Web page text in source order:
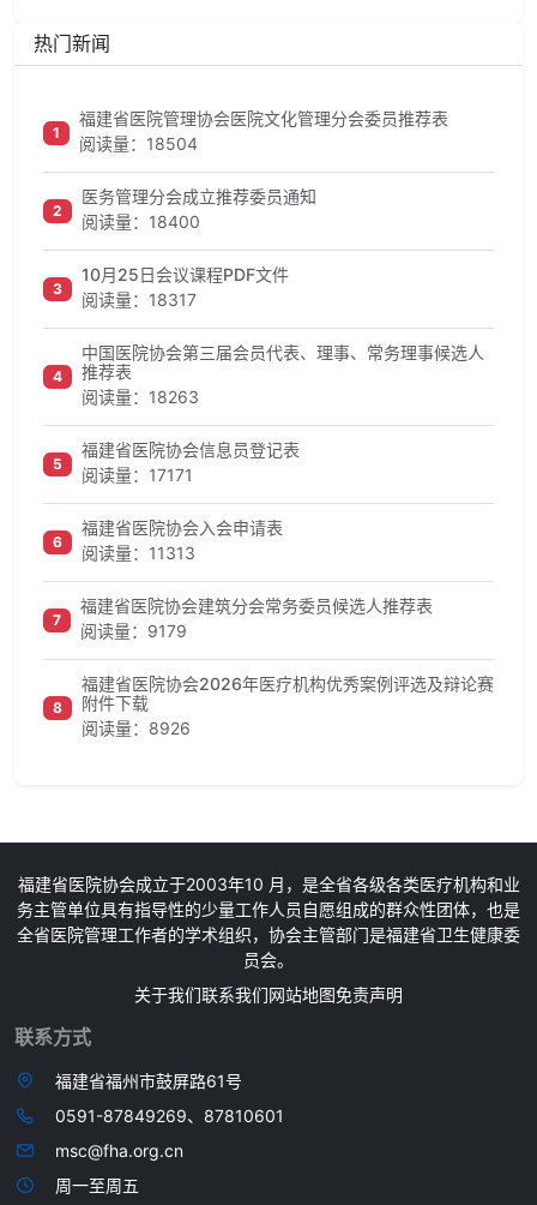
热门新闻
1
福建省医院管理协会医院文化管理分会委员推荐表
阅读量：18504
2
医务管理分会成立推荐委员通知
阅读量：18400
3
10月25日会议课程PDF文件
阅读量：18317
4
中国医院协会第三届会员代表、理事、常务理事候选人
推荐表
阅读量：18263
5
福建省医院协会信息员登记表
阅读量：17171
6
福建省医院协会入会申请表
阅读量：11313
7
福建省医院协会建筑分会常务委员候选人推荐表
阅读量：9179
8
福建省医院协会2026年医疗机构优秀案例评选及辩论赛
附件下载
阅读量：8926
福建省医院协会成立于2003年10 月，是全省各级各类医疗机构和业
务主管单位具有指导性的少量工作人员自愿组成的群众性团体，也是
全省医院管理工作者的学术组织，协会主管部门是福建省卫生健康委
员会。
关于我们联系我们网站地图免责声明
联系方式
福建省福州市鼓屏路61号
0591-87849269、87810601
msc@fha.org.cn
周一至周五